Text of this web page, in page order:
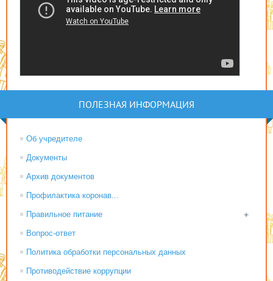
ПОЛЕЗНАЯ ИНФОРМАЦИЯ
Об учредителе
Документы
Архив документов
Профилактика коронав...
+
Правильное питание
Вопрос-ответ
Политика обработки персональных данных
Противодействие коррупции